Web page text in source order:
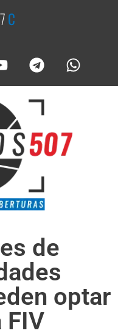
ob
de
optar
FIV